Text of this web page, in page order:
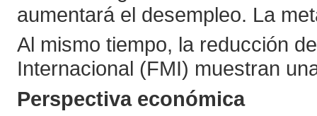
aumentará el desempleo. La
Al mismo tiempo, la reducción
Internacional (FMI) muestran
Perspectiva económica